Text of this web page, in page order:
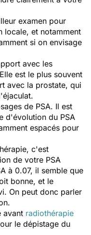
examen pour
locale, et notamment
si on envisage
avec les
est le plus souvent
avec la prostate, qui
de PSA. Il est
d'évolution du PSA
espacés pour
c'est
de votre PSA
à 0.07, il semble que
bonne, et le
On peut donc parler
avant radiothérapie
le dépistage du